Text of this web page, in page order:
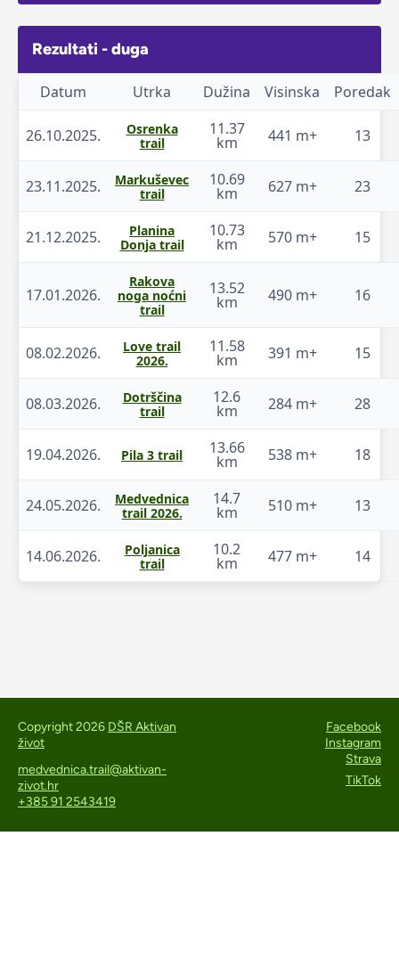
Rezultati - duga
Datum Utrka Dužina Visinska Poredak
26.10.2025.
Osrenka
trail
11.37
km 441 m+ 13
23.11.2025.
Markuševec
trail
10.69
km 627 m+ 23
21.12.2025.
Planina
Donja trail
10.73
km 570 m+ 15
17.01.2026.
Rakova
noga noćni
trail
13.52
km 490 m+ 16
08.02.2026.
Love trail
2026.
11.58
km 391 m+ 15
08.03.2026.
Dotrščina
trail
12.6
km 284 m+ 28
19.04.2026. Pila 3 trail 13.66
km 538 m+ 18
24.05.2026.
Medvednica
trail 2026.
14.7
km 510 m+ 13
14.06.2026.
Poljanica
trail
10.2
km 477 m+ 14
Copyright 2026 DŠR Aktivan
život
medvednica.trail@aktivan-
zivot.hr
+385 91 2543419
Facebook
Instagram
Strava
TikTok